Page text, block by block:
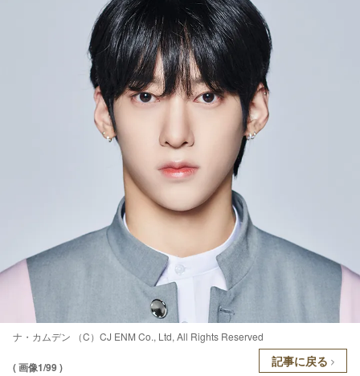
ナ・カムデン （C）CJ ENM Co., Ltd, All Rights Reserved
( 画像1/99 ) 記事に戻る